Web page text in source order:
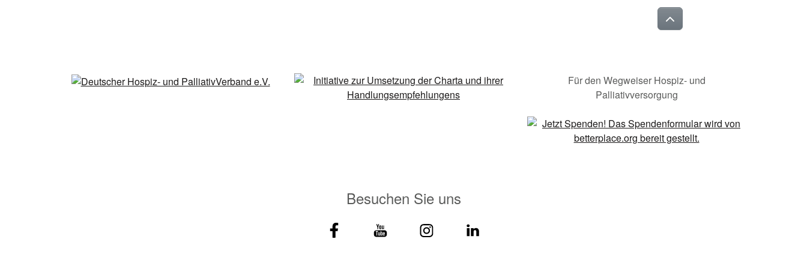
Für den Wegweiser Hospiz- und
Palliativversorgung
Besuchen Sie uns